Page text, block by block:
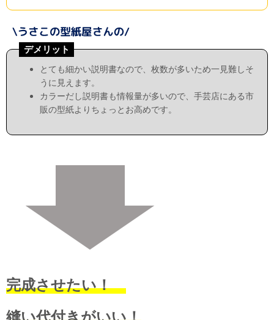
デメリット
とても細かい説明書なので、枚数が多いため一見難しそ
うに見えます。
カラーだし説明書も情報量が多いので、手芸店にある市
販の型紙よりちょっとお高めです。
完成させたい！